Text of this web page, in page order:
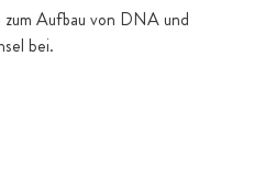
Aufbau von DNA und
bei.